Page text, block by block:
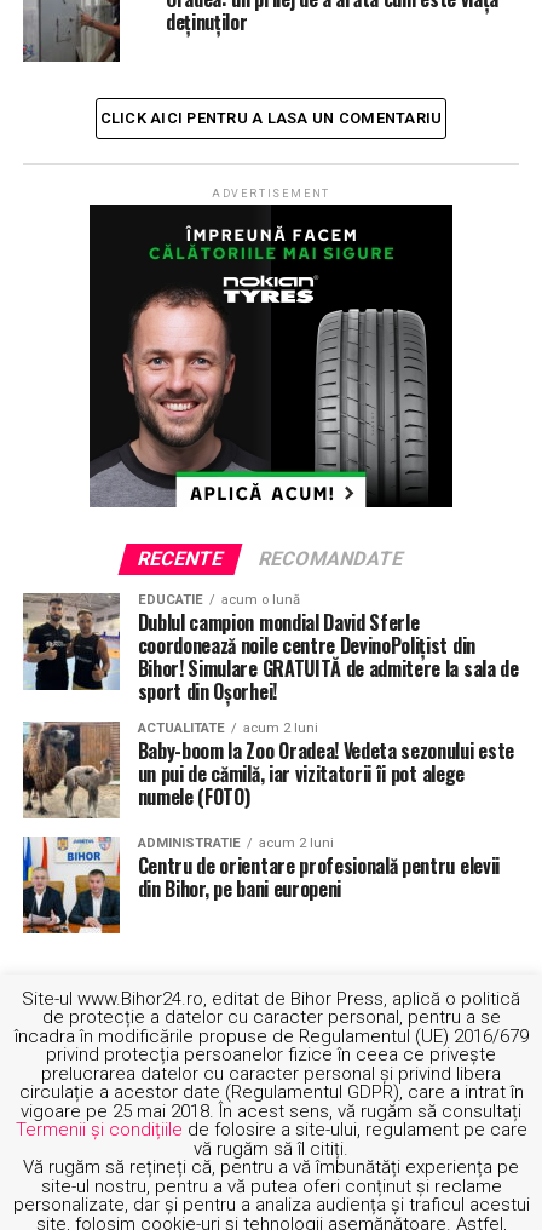
Operațiuni Speciale din cadrul Poliției Române”, mai
notează comunicatul Poliției.
CERSIT ORADEA PERCHEZITII RECOMANDAT
URMATORUL
Incendiu pornit de la un aragaz, într-un apartament din
Oradea. Proprietarul a ajuns la spital
Alice în Țara Minunilor transformă ERA Park Oradea
într-un tărâm fermecat și… ecologic
deținuților
CLICK AICI PENTRU A LASA UN COMENTARIU
ADVERTISEMENT
RECENTE RECOMANDATE
EDUCATIE acum o lună
Dublul campion mondial David Sferle
coordonează noile centre DevinoPolițist din
Bihor! Simulare GRATUITĂ de admitere la sala de
sport din Oșorhei!
ACTUALITATE acum 2 luni
Baby-boom la Zoo Oradea! Vedeta sezonului este
un pui de cămilă, iar vizitatorii îi pot alege
numele (FOTO)
ADMINISTRATIE acum 2 luni
Centru de orientare profesională pentru elevii
din Bihor, pe bani europeni
Site-ul www.Bihor24.ro, editat de Bihor Press, aplică o politică
de protecție a datelor cu caracter personal, pentru a se
încadra în modificările propuse de Regulamentul (UE) 2016/679
privind protecția persoanelor fizice în ceea ce privește
prelucrarea datelor cu caracter personal și privind libera
circulație a acestor date (Regulamentul GDPR), care a intrat în
vigoare pe 25 mai 2018. În acest sens, vă rugăm să consultați
Termenii și condițiile de folosire a site-ului, regulament pe care
vă rugăm să îl citiți.
Vă rugăm să rețineți că, pentru a vă îmbunătăți experiența pe
site-ul nostru, pentru a vă putea oferi conținut și reclame
personalizate, dar și pentru a analiza audiența și traficul acestui
site, folosim cookie-uri și tehnologii asemănătoare. Astfel,